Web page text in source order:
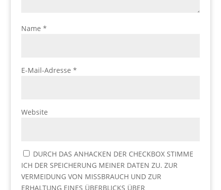
Name *
E-Mail-Adresse *
Website
DURCH DAS ANHACKEN DER CHECKBOX STIMME
ICH DER SPEICHERUNG MEINER DATEN ZU. ZUR
VERMEIDUNG VON MISSBRAUCH UND ZUR
ERHALTUNG EINES ÜBERBLICKS ÜBER